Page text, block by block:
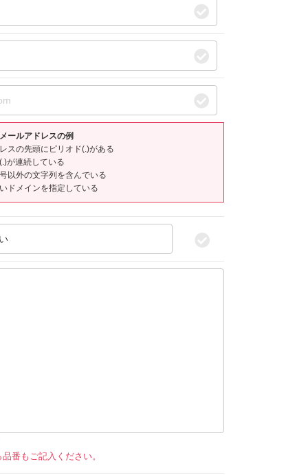
ールアドレスの例
スの先頭にピリオド(.)がある
が連続している
以外の文字列を含んでいる
ドメインを指定している
番もご記入ください。